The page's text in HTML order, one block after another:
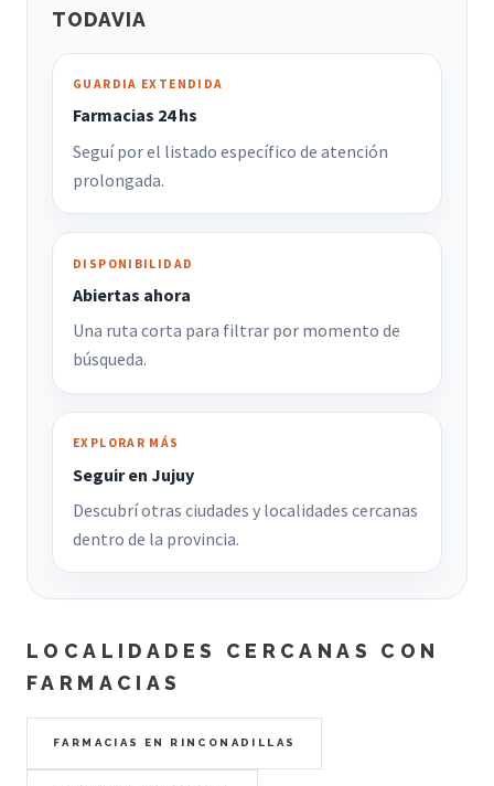
TODAVIA
GUARDIA EXTENDIDA
Farmacias 24 hs
Seguí por el listado específico de atención
prolongada.
DISPONIBILIDAD
Abiertas ahora
Una ruta corta para filtrar por momento de
búsqueda.
EXPLORAR MÁS
Seguir en Jujuy
Descubrí otras ciudades y localidades cercanas
dentro de la provincia.
LOCALIDADES CERCANAS CON
FARMACIAS
FARMACIAS EN RINCONADILLAS